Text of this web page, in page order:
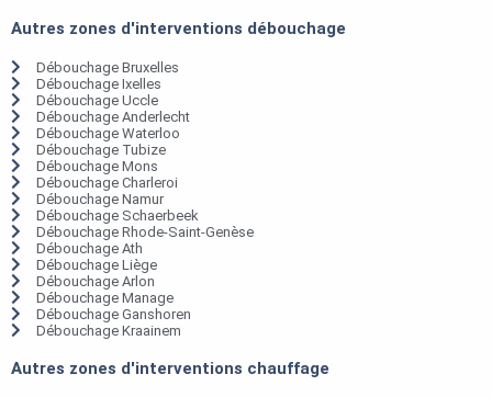
Autres zones d'interventions débouchage
Débouchage Bruxelles
Débouchage Ixelles
Débouchage Uccle
Débouchage Anderlecht
Débouchage Waterloo
Débouchage Tubize
Débouchage Mons
Débouchage Charleroi
Débouchage Namur
Débouchage Schaerbeek
Débouchage Rhode-Saint-Genèse
Débouchage Ath
Débouchage Liège
Débouchage Arlon
Débouchage Manage
Débouchage Ganshoren
Débouchage Kraainem
Autres zones d'interventions chauffage